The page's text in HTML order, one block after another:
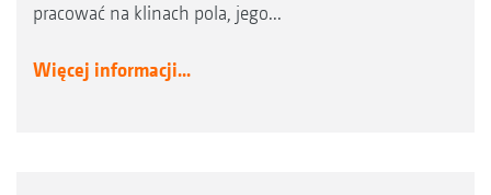
pracować na klinach pola, jego...
Więcej informacji...